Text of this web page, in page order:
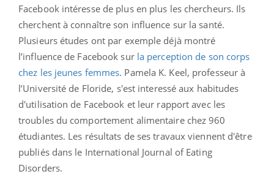
Facebook intéresse de plus en plus les chercheurs. Ils
cherchent à connaître son influence sur la santé.
Plusieurs études ont par exemple déjà montré
l’influence de Facebook sur la perception de son corps
chez les jeunes femmes. Pamela K. Keel, professeur à
l’Université de Floride, s'est interessé aux habitudes
d'utilisation de Facebook et leur rapport avec les
troubles du comportement alimentaire chez 960
étudiantes. Les résultats de ses travaux viennent d'être
publiés dans le International Journal of Eating
Disorders.